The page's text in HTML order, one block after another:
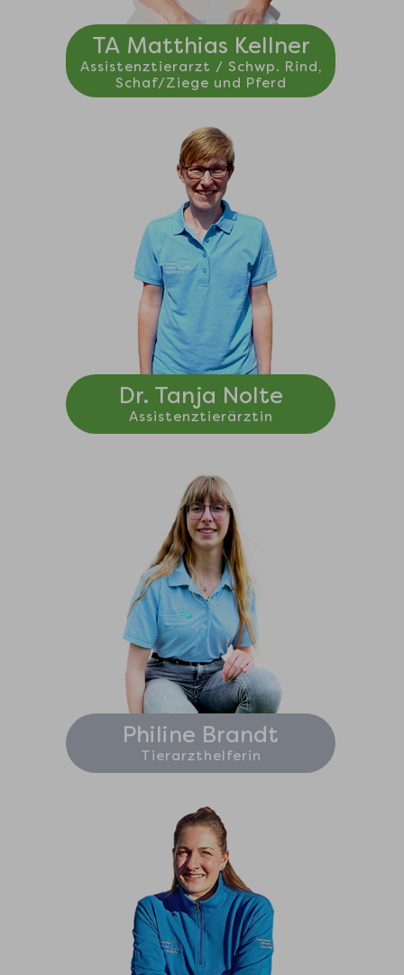
Philine Brandt
Tierarzthelferin
TA Matthias Kellner
Assistenztierarzt / Schwp. Rind,
Schaf/Ziege und Pferd
Dr. Tanja Nolte
Assistenztierärztin